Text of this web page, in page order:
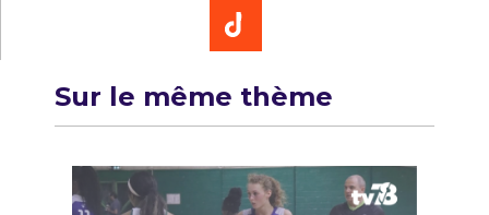
Sur le même thème